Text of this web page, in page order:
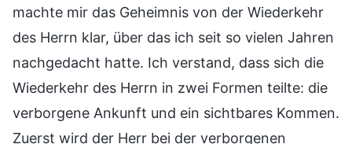
machte mir das Geheimnis von der Wiederkehr
des Herrn klar, über das ich seit so vielen Jahren
nachgedacht hatte. Ich verstand, dass sich die
Wiederkehr des Herrn in zwei Formen teilte: die
verborgene Ankunft und ein sichtbares Kommen.
Zuerst wird der Herr bei der verborgenen